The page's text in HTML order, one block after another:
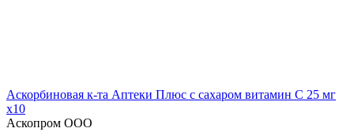
Аскорбиновая к-та Аптеки Плюс с сахаром витамин С 25 мг
x10
Аскопром ООО